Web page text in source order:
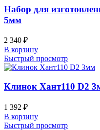
Набор для
5мм
2 340 ₽
В корзину
Быстрый просмотр
Клинок Хант110 D2
1 392 ₽
В корзину
Быстрый просмотр